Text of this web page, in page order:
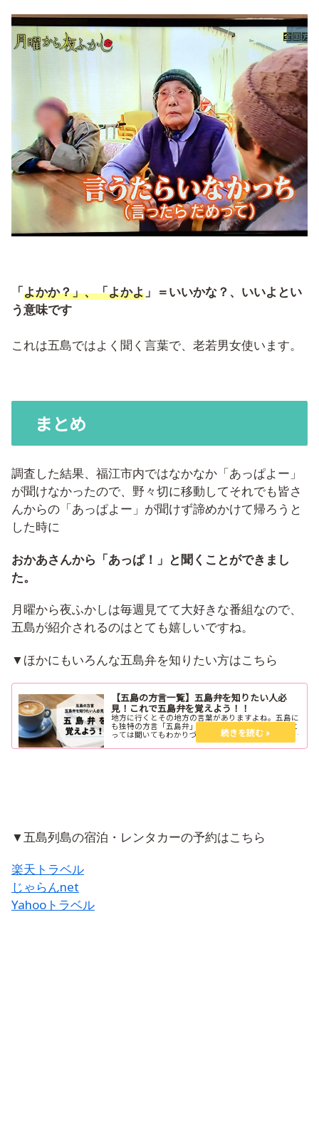
「よかか？」、「よかよ 」＝いいかな？、いいよとい
う意味です
これは五島ではよく聞く言葉で、老若男女使います。
まとめ
調査した結果、福江市内ではなかなか「あっぱよー」
が聞けなかったので、野々切に移動してそれでも皆さ
んからの「あっぱよー」が聞けず諦めかけて帰ろうと
した時に
おかあさんから「あっぱ！」と聞くことができまし
た。
月曜から夜ふかしは毎週見てて大好きな番組なので、
五島が紹介されるのはとても嬉しいですね。
▼ほかにもいろんな五島弁を知りたい方はこちら
【五島の方言一覧】五島弁を知りたい人必
見！これで五島弁を覚えよう！！
地方に行くとその地方の言葉がありますよね。五島に
も独特の方言「五島弁」があります。初めての人にと
っては聞いてもわかりづらいこともあると思います。
ということで今回は五島列島の「五島弁」を少しみな
さんにご紹介します。
▼五島列島の宿泊・レンタカーの予約はこちら
楽天トラベル
じゃらんnet
Yahooトラベル